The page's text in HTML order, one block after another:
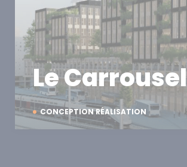
CONCEPTION RÉALISATION
Le Carrousel